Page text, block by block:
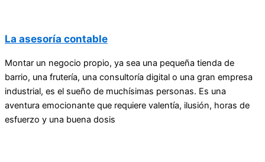
La asesoría contable
Montar un negocio propio, ya sea una pequeña tienda de
barrio, una frutería, una consultoría digital o una gran empresa
industrial, es el sueño de muchísimas personas. Es una
aventura emocionante que requiere valentía, ilusión, horas de
esfuerzo y una buena dosis